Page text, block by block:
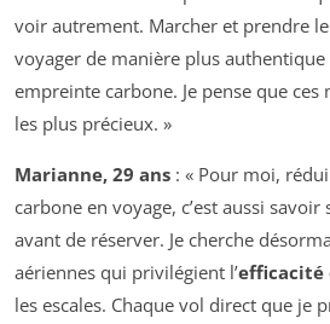
voir autrement. Marcher et prendre
voyager de manière plus
empreinte carbone. Je pense que
les plus précieux. »
Marianne, 29 ans : « Pour moi,
carbone en voyage, c’est aussi savoir
avant de réserver. Je cherche
aériennes qui privilégient l’efficacité
les escales. Chaque vol direct que je